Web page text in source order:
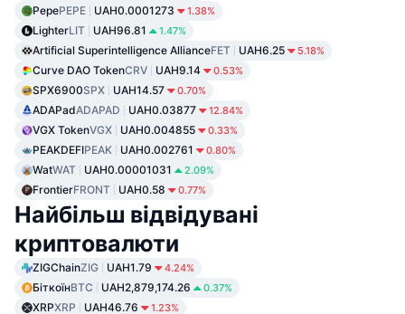
PepePEPE UAH0.0001273 1.38%
LighterLIT UAH96.81 1.47%
Artificial Superintelligence AllianceFET UAH6.25 5.18%
Curve DAO TokenCRV UAH9.14 0.53%
SPX6900SPX UAH14.57 0.70%
ADAPadADAPAD UAH0.03877 12.84%
VGX TokenVGX UAH0.004855 0.33%
PEAKDEFIPEAK UAH0.002761 0.80%
WatWAT UAH0.00001031 2.09%
FrontierFRONT UAH0.58 0.77%
Найбільш відвідувані
криптовалюти
ZIGChainZIG UAH1.79 4.24%
БіткоїнBTC UAH2,879,174.26 0.37%
XRPXRP UAH46.76 1.23%